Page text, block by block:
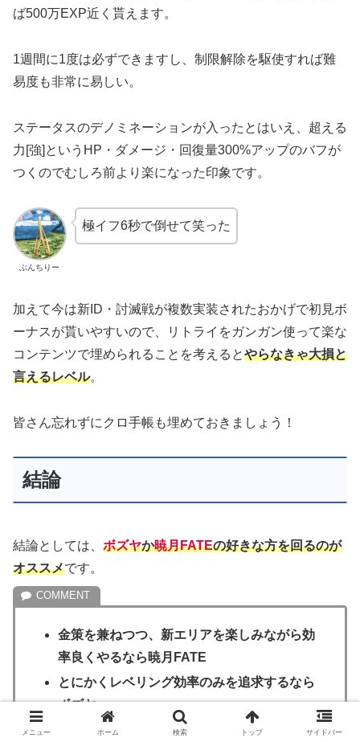
ば500万EXP近く貰えます。
1週間に1度は必ずできますし、制限解除を駆使すれば難
易度も非常に易しい。
ステータスのデノミネーションが入ったとはいえ、超える
力[強]というHP・ダメージ・回復量300%アップのバフが
つくのでむしろ前より楽になった印象です。
ぶんちりー
極イフ6秒で倒せて笑った
加えて今は新ID・討滅戦が複数実装されたおかげで初見ボ
ーナスが貰いやすいので、リトライをガンガン使って楽な
コンテンツで埋められることを考えるとやらなきゃ大損と
言えるレベル。
皆さん忘れずにクロ手帳も埋めておきましょう！
結論
結論としては、 ボズヤか暁月FATEの好きな方を回るのが
オススメです。
金策を兼ねつつ、新エリアを楽しみながら効
率良くやるなら暁月FATE
とにかくレベリング効率のみを追求するなら
ボズヤ
即シャキならIDもアリ
メニュー ホーム 検索 トップ サイドバー